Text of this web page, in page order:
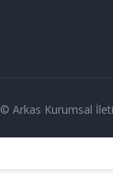
© Arkas Kurumsal